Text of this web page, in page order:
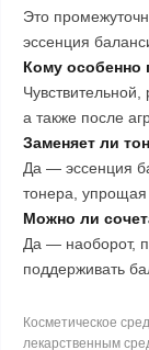
Это
эссенция
Кому особенно
а также после
Заменяет ли
Да — эссенция
тонера, упрощая
Можно ли
Да — наоборот,
поддерживать
Косметическое
лекарственным